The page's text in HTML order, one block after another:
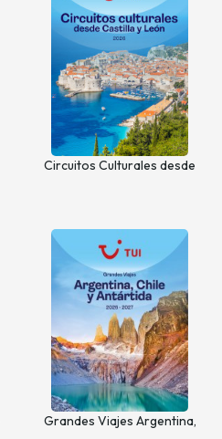
Circuitos Culturales desde
Grandes Viajes Argentina,